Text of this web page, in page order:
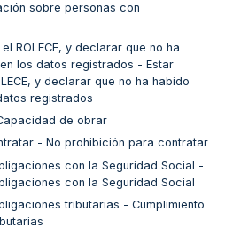
sobre personas con
ROLECE, y declarar que no ha
los datos registrados - Estar
y declarar que no ha habido
registrados
de obrar
- No prohibición para contratar
con la Seguridad Social -
con la Seguridad Social
tributarias - Cumplimiento